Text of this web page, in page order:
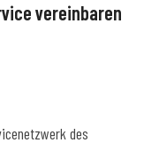
vereinbaren
des